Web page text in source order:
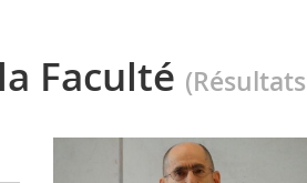
Faculté (Résultats